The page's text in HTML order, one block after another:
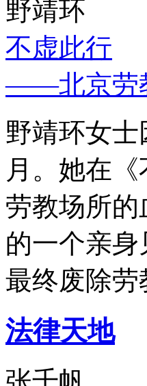
野靖环
不虚此行
——北京劳
野靖环女士
月。她在
劳教场所
的一个亲
最终废除劳
法律天地